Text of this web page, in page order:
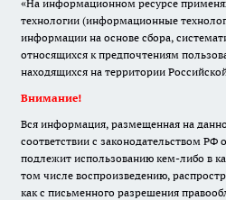
«На информационном ресурсе
технологии (информационные
информации на основе сбора,
относящихся к предпочтениям
находящихся на территории
Внимание!
Вся информация, размещенная на
соответствии с законодательством РФ
подлежит использованию кем-либо в
том числе воспроизведению,
как с письменного разрешения